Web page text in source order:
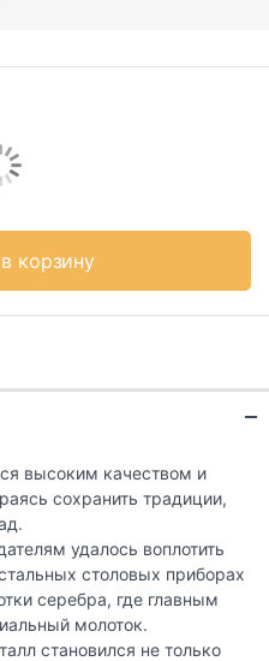
корзину
высоким качеством и
сохранить традиции,
удалось воплотить
столовых приборах
серебра, где главным
молоток.
становился не только